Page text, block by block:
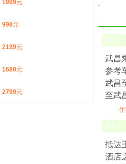
第1天
武昌
参考
武昌
至武
第2天
抵达
酒店
1999元
998元
2199元
1680元
2799元